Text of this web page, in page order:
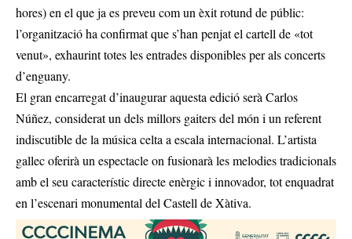
hores) en el que ja es preveu com un èxit rotund de públic:
l’organització ha confirmat que s’han penjat el cartell de «tot
venut», exhaurint totes les entrades disponibles per als concerts
d’enguany.
El gran encarregat d’inaugurar aquesta edició serà Carlos
Núñez, considerat un dels millors gaiters del món i un referent
indiscutible de la música celta a escala internacional. L’artista
gallec oferirà un espectacle on fusionarà les melodies tradicionals
amb el seu característic directe enèrgic i innovador, tot enquadrat
en l’escenari monumental del Castell de Xàtiva.